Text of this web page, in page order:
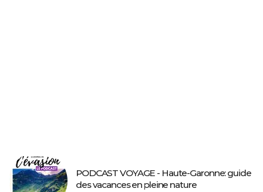
PODCAST VOYAGE - Haute-Garonne: guide
des vacances en pleine nature